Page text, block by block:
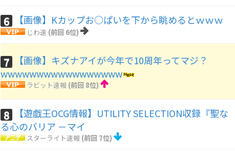
6 【画像】Kカップお○ぱいを下から眺めるとｗｗｗ
じわ速 (前回 6位)
7
【画像】キズナアイが今年で10周年ってマジ？
wwwwwwwwwwwwwwwww
ラビット速報 (前回 8位)
8
【遊戯王OCG情報】UTILITY SELECTION収録『聖な
る心のバリア －マイ
スターライト速報 (前回 7位)